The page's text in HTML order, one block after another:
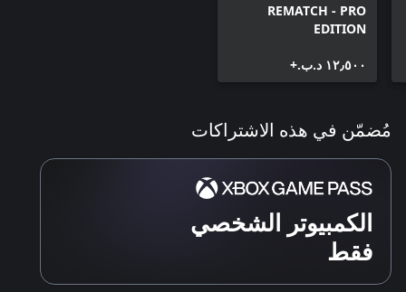
REMATCH - PRO
EDITION
١٢٫٥٠٠ د.ب.‏+
مُضمّن في هذه الاشتراكات
الكمبيوتر الشخصي
فقط